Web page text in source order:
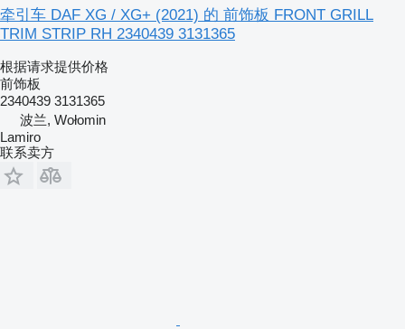
牵引车 DAF XG / XG+ (2021) 的 前饰板 FRONT GRILL
TRIM STRIP RH 2340439 3131365
根据请求提供价格
前饰板
2340439 3131365
波兰, Wołomin
Lamiro
联系卖方